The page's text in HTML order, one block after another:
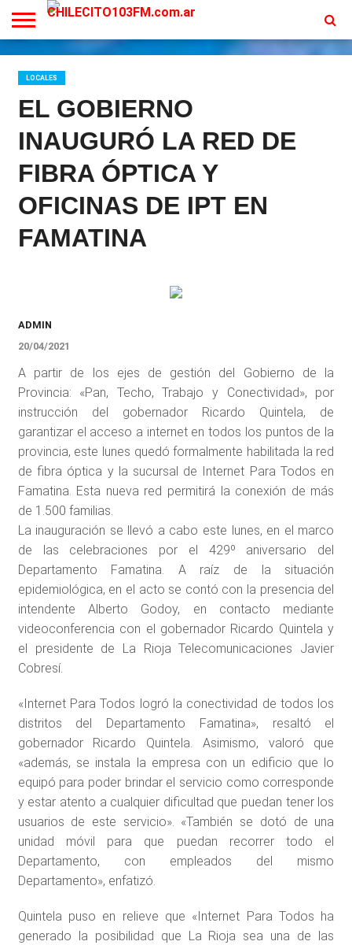
INICIO
EN
VIVO
PROGRAMACION
CONTACTO
LOCALES
EL GOBIERNO
INAUGURÓ LA RED DE
FIBRA ÓPTICA Y
OFICINAS DE IPT EN
FAMATINA
ADMIN
20/04/2021
A partir de los ejes de gestión del Gobierno de la
Provincia: «Pan, Techo, Trabajo y Conectividad», por
instrucción del gobernador Ricardo Quintela, de
garantizar el acceso a internet en todos los puntos de la
provincia, este lunes quedó formalmente habilitada la red
de fibra óptica y la sucursal de Internet Para Todos en
Famatina. Esta nueva red permitirá la conexión de más
de 1.500 familias.
La inauguración se llevó a cabo este lunes, en el marco
de las celebraciones por el 429º aniversario del
Departamento Famatina. A raíz de la situación
epidemiológica, en el acto se contó con la presencia del
intendente Alberto Godoy, en contacto mediante
videoconferencia con el gobernador Ricardo Quintela y
el presidente de La Rioja Telecomunicaciones Javier
Cobresí.
«Internet Para Todos logró la conectividad de todos los
distritos del Departamento Famatina», resaltó el
gobernador Ricardo Quintela. Asimismo, valoró que
«además, se instala la empresa con un edificio que lo
equipó para poder brindar el servicio como corresponde
y estar atento a cualquier dificultad que puedan tener los
usuarios de este servicio». «También se dotó de una
unidad móvil para que puedan recorrer todo el
Departamento, con empleados del mismo
Departamento», enfatizó.
Quintela puso en relieve que «Internet Para Todos ha
generado la posibilidad que La Rioja sea una de las